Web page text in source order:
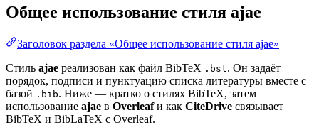
Общее использование стиля ajae
Заголовок раздела «Общее использование стиля ajae»
Стиль ajae реализован как файл BibTeX .bst. Он задаёт
порядок, подписи и пунктуацию списка литературы вместе с
базой .bib. Ниже — кратко о стилях BibTeX, затем
использование ajae в Overleafи как CiteDrive связывает
BibTeX и BibLaTeX с Overleaf.